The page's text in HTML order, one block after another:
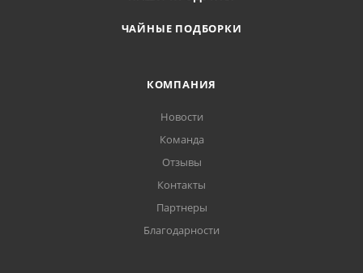
ЧАЙНЫЕ ПОДБОРКИ
КОМПАНИЯ
Новости
Команда
Отзывы
Контакты
Партнеры
Благодарности